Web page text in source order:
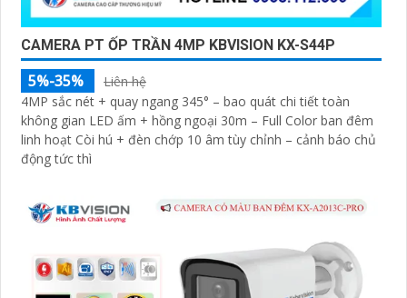
CAMERA PT ỐP TRẦN 4MP KBVISION KX-S44P
5%-35%
Liên hệ
4MP sắc nét + quay ngang 345° – bao quát chi tiết toàn
không gian LED ấm + hồng ngoại 30m – Full Color ban đêm
linh hoạt Còi hú + đèn chớp 10 âm tùy chỉnh – cảnh báo chủ
động tức thì